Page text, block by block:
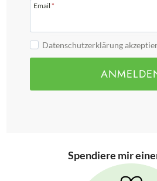
Email *
Datenschutzerklärung
Spendiere mir